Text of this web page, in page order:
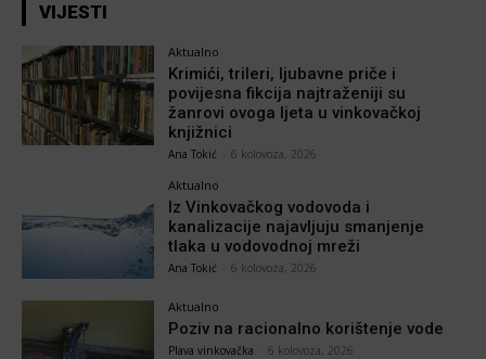
VIJESTI
Aktualno
Krimići, trileri, ljubavne priče i
povijesna fikcija najtraženiji su
žanrovi ovoga ljeta u vinkovačkoj
knjižnici
Ana Tokić 6 kolovoza, 2026
Aktualno
Iz Vinkovačkog vodovoda i
kanalizacije najavljuju smanjenje
tlaka u vodovodnoj mreži
Ana Tokić 6 kolovoza, 2026
Aktualno
Poziv na racionalno korištenje vode
Plava vinkovačka 6 kolovoza, 2026